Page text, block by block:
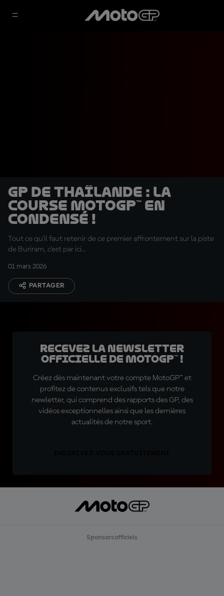
GP de Thaïlande : la
course MotoGP™ en
condensé !
Tout ce qu'il faut retenir de ce premier affrontement sur la piste
de Buriram, c'est par ici…
01 mars 2026
PARTAGER
Recevez la Newsletter
officielle de MotoGP™ !
Créez dès maintenant votre compte MotoGP™ et
profitez de contenus exclusifs tels que notre
newletter, qui comprend des rapports des GP, des
vidéos exceptionnelles ainsi que les dernières
actualités de notre sport.
Sponsors officiels